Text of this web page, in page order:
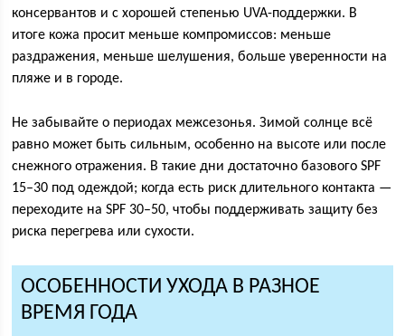
консервантов и с хорошей степенью UVA-поддержки. В
итоге кожа просит меньше компромиссов: меньше
раздражения, меньше шелушения, больше уверенности на
пляже и в городе.
Не забывайте о периодах межсезонья. Зимой солнце всё
равно может быть сильным, особенно на высоте или после
снежного отражения. В такие дни достаточно базового SPF
15–30 под одеждой; когда есть риск длительного контакта —
переходите на SPF 30–50, чтобы поддерживать защиту без
риска перегрева или сухости.
ОСОБЕННОСТИ УХОДА В РАЗНОЕ
ВРЕМЯ ГОДА